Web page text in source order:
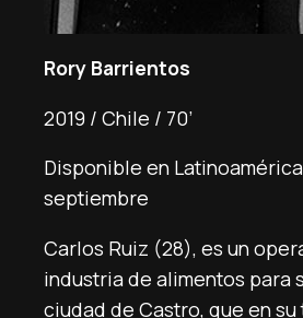
Rory Barrientos
2019 / Chile / 70’
Disponible en
septiembre
Carlos Ruiz (28), es un
industria de alimentos para
ciudad de Castro, que en